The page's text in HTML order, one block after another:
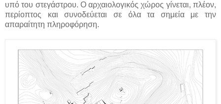
υπό του στεγάστρου. Ο αρχαιολογικός χώρος γίνεται, πλέον,
περίοπτος και συνοδεύεται σε όλα τα σημεία με την
απαραίτητη πληροφόρηση.